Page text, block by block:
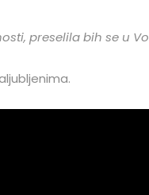
preselila bih se u